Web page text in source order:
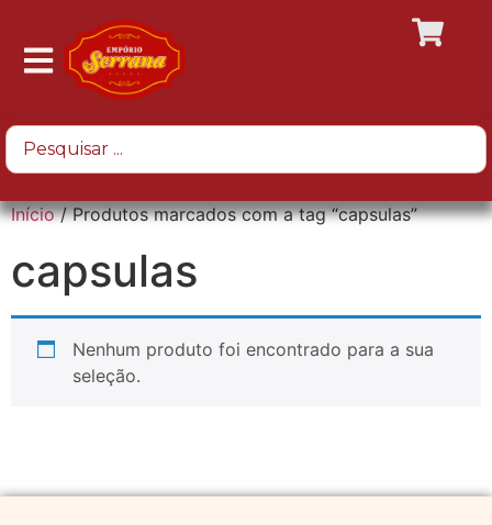
Início/ Produtos marcados com a tag “capsulas”
capsulas
Nenhum produto foi encontrado para a sua
seleção.